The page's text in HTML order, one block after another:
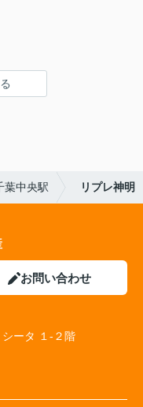
葉中央駅 リプレ神明
お問い合わせ
ータ １-２階